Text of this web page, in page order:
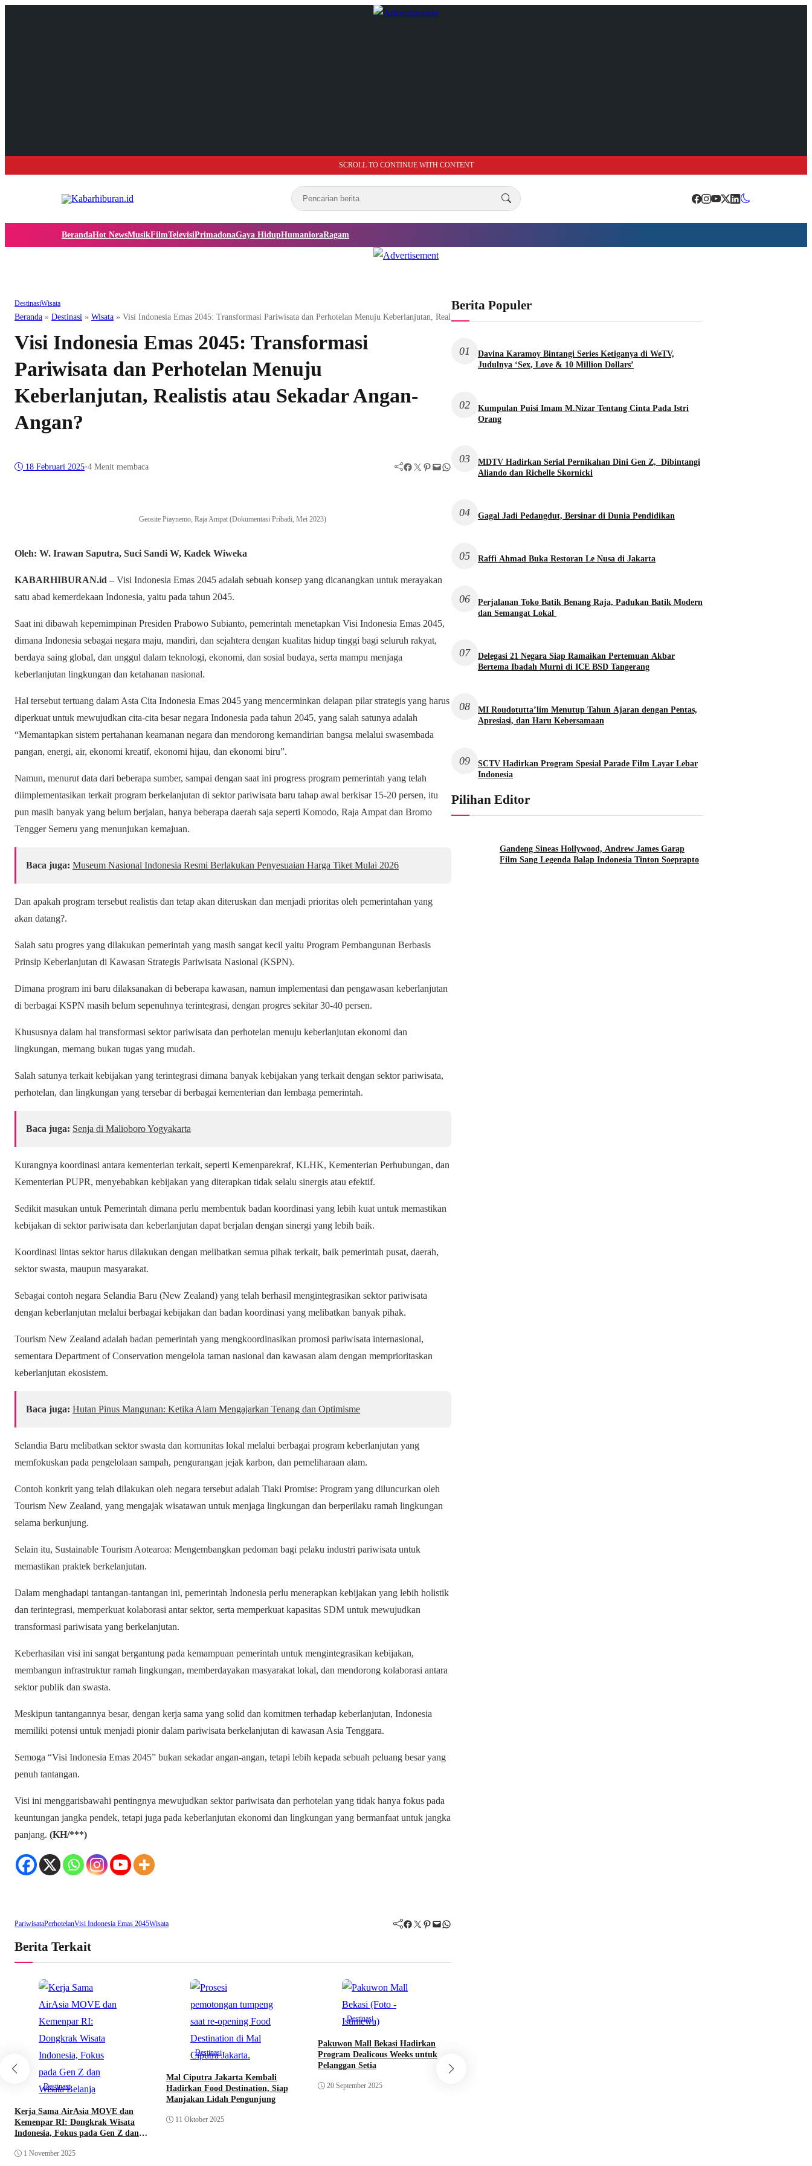
SCROLL TO CONTINUE WITH CONTENT
BerandaHot NewsMusikFilmTelevisiPrimadonaGaya HidupHumanioraRagam
DestinasiWisata
Beranda » Destinasi » Wisata » Visi Indonesia Emas 2045: Transformasi Pariwisata dan Perhotelan Menuju Keberlanjutan, Realistis atau Sekadar Angan-Angan?
Visi Indonesia Emas 2045: Transformasi
Pariwisata dan Perhotelan Menuju
Keberlanjutan, Realistis atau Sekadar Angan-
Angan?
18 Februari 2025•4 Menit membaca Facebook Twitter Pinterest Mail WhatsApp
Geosite Piaynemo, Raja Ampat (Dokumentasi Pribadi, Mei 2023)
Oleh: W. Irawan Saputra, Suci Sandi W, Kadek Wiweka
KABARHIBURAN.id – Visi Indonesia Emas 2045 adalah sebuah konsep yang dicanangkan untuk merayakan
satu abad kemerdekaan Indonesia, yaitu pada tahun 2045.
Saat ini dibawah kepemimpinan Presiden Prabowo Subianto, pemerintah menetapkan Visi Indonesia Emas 2045,
dimana Indonesia sebagai negara maju, mandiri, dan sejahtera dengan kualitas hidup tinggi bagi seluruh rakyat,
berdaya saing global, dan unggul dalam teknologi, ekonomi, dan sosial budaya, serta mampu menjaga
keberlanjutan lingkungan dan ketahanan nasional.
Hal tersebut tertuang dalam Asta Cita Indonesia Emas 2045 yang mencerminkan delapan pilar strategis yang harus
diperkuat untuk mewujudkan cita-cita besar negara Indonesia pada tahun 2045, yang salah satunya adalah
“Memantapkan sistem pertahanan keamanan negara dan mendorong kemandirian bangsa melalui swasembada
pangan, energi, air, ekonomi kreatif, ekonomi hijau, dan ekonomi biru”.
Namun, menurut data dari beberapa sumber, sampai dengan saat ini progress program pemerintah yang telah
diimplementasikan terkait program berkelanjutan di sektor pariwisata baru tahap awal berkisar 15-20 persen, itu
pun masih banyak yang belum berjalan, hanya beberapa daerah saja seperti Komodo, Raja Ampat dan Bromo
Tengger Semeru yang menunjukan kemajuan.
Baca juga: Museum Nasional Indonesia Resmi Berlakukan Penyesuaian Harga Tiket Mulai 2026
Dan apakah program tersebut realistis dan tetap akan diteruskan dan menjadi prioritas oleh pemerintahan yang
akan datang?.
Salah satu progres yang dilakukan pemerintah yang masih sangat kecil yaitu Program Pembangunan Berbasis
Prinsip Keberlanjutan di Kawasan Strategis Pariwisata Nasional (KSPN).
Dimana program ini baru dilaksanakan di beberapa kawasan, namun implementasi dan pengawasan keberlanjutan
di berbagai KSPN masih belum sepenuhnya terintegrasi, dengan progres sekitar 30-40 persen.
Khususnya dalam hal transformasi sektor pariwisata dan perhotelan menuju keberlanjutan ekonomi dan
lingkungan, memang bukan tugas yang mudah.
Salah satunya terkait kebijakan yang terintegrasi dimana banyak kebijakan yang terkait dengan sektor pariwisata,
perhotelan, dan lingkungan yang tersebar di berbagai kementerian dan lembaga pemerintah.
Baca juga: Senja di Malioboro Yogyakarta
Kurangnya koordinasi antara kementerian terkait, seperti Kemenparekraf, KLHK, Kementerian Perhubungan, dan
Kementerian PUPR, menyebabkan kebijakan yang diterapkan tidak selalu sinergis atau efektif.
Sedikit masukan untuk Pemerintah dimana perlu membentuk badan koordinasi yang lebih kuat untuk memastikan
kebijakan di sektor pariwisata dan keberlanjutan dapat berjalan dengan sinergi yang lebih baik.
Koordinasi lintas sektor harus dilakukan dengan melibatkan semua pihak terkait, baik pemerintah pusat, daerah,
sektor swasta, maupun masyarakat.
Sebagai contoh negara Selandia Baru (New Zealand) yang telah berhasil mengintegrasikan sektor pariwisata
dengan keberlanjutan melalui berbagai kebijakan dan badan koordinasi yang melibatkan banyak pihak.
Tourism New Zealand adalah badan pemerintah yang mengkoordinasikan promosi pariwisata internasional,
sementara Department of Conservation mengelola taman nasional dan kawasan alam dengan memprioritaskan
keberlanjutan ekosistem.
Baca juga: Hutan Pinus Mangunan: Ketika Alam Mengajarkan Tenang dan Optimisme
Selandia Baru melibatkan sektor swasta dan komunitas lokal melalui berbagai program keberlanjutan yang
memfokuskan pada pengelolaan sampah, pengurangan jejak karbon, dan pemeliharaan alam.
Contoh konkrit yang telah dilakukan oleh negara tersebut adalah Tiaki Promise: Program yang diluncurkan oleh
Tourism New Zealand, yang mengajak wisatawan untuk menjaga lingkungan dan berperilaku ramah lingkungan
selama berkunjung.
Selain itu, Sustainable Tourism Aotearoa: Mengembangkan pedoman bagi pelaku industri pariwisata untuk
memastikan praktek berkelanjutan.
Dalam menghadapi tantangan-tantangan ini, pemerintah Indonesia perlu menerapkan kebijakan yang lebih holistik
dan terintegrasi, memperkuat kolaborasi antar sektor, serta memperkuat kapasitas SDM untuk mewujudkan
transformasi pariwisata yang berkelanjutan.
Keberhasilan visi ini sangat bergantung pada kemampuan pemerintah untuk mengintegrasikan kebijakan,
membangun infrastruktur ramah lingkungan, memberdayakan masyarakat lokal, dan mendorong kolaborasi antara
sektor publik dan swasta.
Meskipun tantangannya besar, dengan kerja sama yang solid dan komitmen terhadap keberlanjutan, Indonesia
memiliki potensi untuk menjadi pionir dalam pariwisata berkelanjutan di kawasan Asia Tenggara.
Semoga “Visi Indonesia Emas 2045” bukan sekadar angan-angan, tetapi lebih kepada sebuah peluang besar yang
penuh tantangan.
Visi ini menggarisbawahi pentingnya mewujudkan sektor pariwisata dan perhotelan yang tidak hanya fokus pada
keuntungan jangka pendek, tetapi juga pada keberlanjutan ekonomi dan lingkungan yang bermanfaat untuk jangka
panjang. (KH/***)
PariwisataPerhotelanVisi Indonesia Emas 2045Wisata Facebook Twitter Pinterest Mail WhatsApp
Berita Terkait
Destinasi
Kerja Sama AirAsia MOVE dan
Kemenpar RI: Dongkrak Wisata
Indonesia, Fokus pada Gen Z dan
1 November 2025
Destinasi
Mal Ciputra Jakarta Kembali
Hadirkan Food Destination, Siap
Manjakan Lidah Pengunjung
11 Oktober 2025
Destinasi
Pakuwon Mall Bekasi Hadirkan
Program Dealicous Weeks untuk
Pelanggan Setia
20 September 2025
Berita Populer
01
Davina Karamoy Bintangi Series Ketiganya di WeTV,
Judulnya ‘Sex, Love & 10 Million Dollars’
02
Kumpulan Puisi Imam M.Nizar Tentang Cinta Pada Istri
Orang
03
MDTV Hadirkan Serial Pernikahan Dini Gen Z, Dibintangi
Aliando dan Richelle Skornicki
04 Gagal Jadi Pedangdut, Bersinar di Dunia Pendidikan
05 Raffi Ahmad Buka Restoran Le Nusa di Jakarta
06
Perjalanan Toko Batik Benang Raja, Padukan Batik Modern
dan Semangat Lokal
07
Delegasi 21 Negara Siap Ramaikan Pertemuan Akbar
Bertema Ibadah Murni di ICE BSD Tangerang
08
MI Roudotutta’lim Menutup Tahun Ajaran dengan Pentas,
Apresiasi, dan Haru Kebersamaan
09
SCTV Hadirkan Program Spesial Parade Film Layar Lebar
Indonesia
Pilihan Editor
Gandeng Sineas Hollywood, Andrew James Garap
Film Sang Legenda Balap Indonesia Tinton Soeprapto